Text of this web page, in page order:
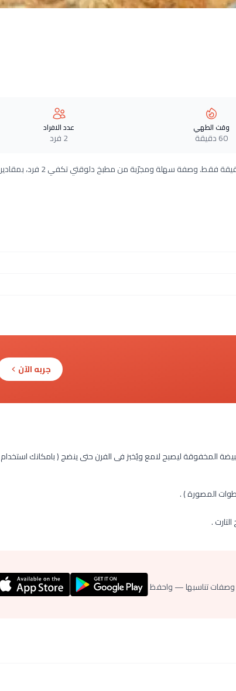
وقت الطهي
60 دقيقة
عدد الافراد
2 فرد
طريقة عمل تارت البلاك بيرد خطوة بخطوة بـ4 مكونات وفي 60 دقيقة فقط. وصفة سهلة ومجرّبة من مطبخ دلوقتي تكفي 2 فرد، بمقادير
جربه الآن
المخفوقة ليصبح لامع ويُخبز فى الفرن حتى ينضج ( بامكانك استخدام
المصورة ) .
.
وصفات تناسبها — واحفظ